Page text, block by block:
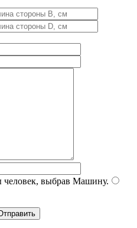
выбрав Машину.